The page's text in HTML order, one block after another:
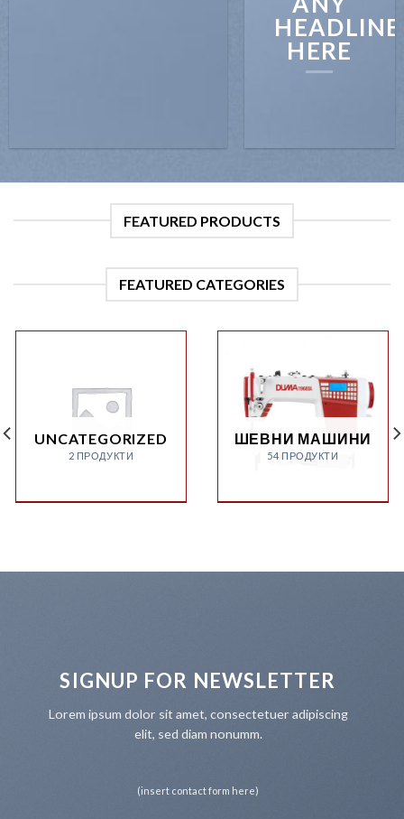
HEADLINE
HERE
FEATURED PRODUCTS
FEATURED CATEGORIES
UNCATEGORIZED
2 ПРОДУКТИ
ШЕВНИ МАШИНИ
54 ПРОДУКТИ
SIGNUP FOR NEWSLETTER
Lorem ipsum dolor sit amet, consectetuer adipiscing
elit, sed diam nonumm.
(insert contact form here)